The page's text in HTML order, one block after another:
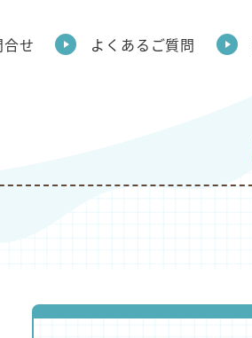
せ よくあるご質問